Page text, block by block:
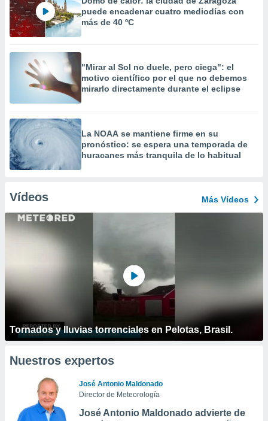
puede encadenar cuatro mediodías con
más de 40 ºC
"Mirar al Sol no duele, pero ciega": el
motivo científico por el que no debemos
mirarlo directamente durante el eclipse
La NOAA se mantiene firme en su
pronóstico: se espera una temporada de
huracanes más tranquila de lo habitual
Vídeos Más Vídeos
Tornados y lluvias torrenciales en Pelotas, Brasil.
Nuestros expertos
José Antonio Maldonado
Director de Meteorología
José Antonio Maldonado advierte de